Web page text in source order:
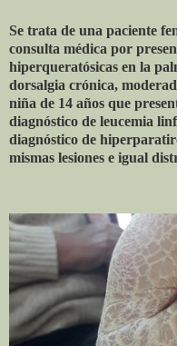
Se trata de una paciente
consulta médica por
hiperqueratósicas en la
dorsalgia crónica,
niña de 14 años que
diagnóstico de leucemia
diagnóstico de
mismas lesiones e igual